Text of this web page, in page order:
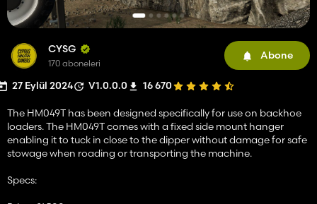
CYSG
170 aboneleri
Abone
27 Eylül 2024 V1.0.0.0 16 670
The HM049T has been designed specifically for use on backhoe
loaders. The HM049T comes with a fixed side mount hanger
enabling it to tuck in close to the dipper without damage for safe
stowage when roading or transporting the machine.
Specs: